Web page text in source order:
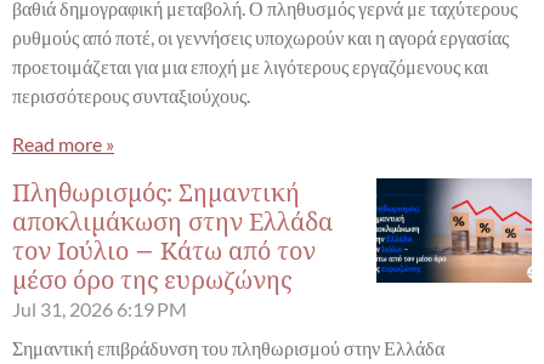
βαθιά δημογραφική μεταβολή. Ο πληθυσμός γερνά με ταχύτερους
ρυθμούς από ποτέ, οι γεννήσεις υποχωρούν και η αγορά εργασίας
προετοιμάζεται για μια εποχή με λιγότερους εργαζόμενους και
περισσότερους συνταξιούχους.
Read more »
Πληθωρισμός: Σημαντική
αποκλιμάκωση στην Ελλάδα
τον Ιούλιο – Κάτω από τον
μέσο όρο της ευρωζώνης
Jul 31, 2026 6:19 PM
Σημαντική επιβράδυνση του πληθωρισμού στην Ελλάδα